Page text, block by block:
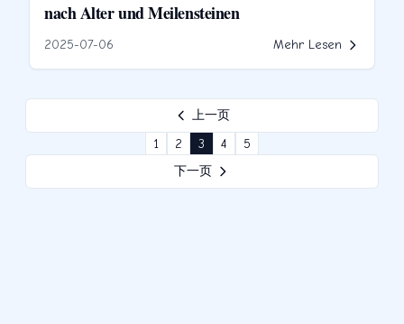
nach Alter und Meilensteinen
2025-07-06 Mehr Lesen
上一页
1
2 3 4
5
下一页